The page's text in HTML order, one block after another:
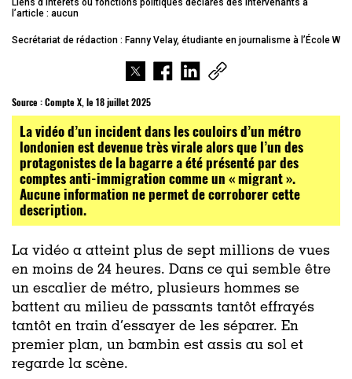
l’article : aucun
Secrétariat de rédaction : Fanny Velay, étudiante en journalisme à l’École W
Source :Compte X, le 18 juillet 2025
La vidéo d’un incident dans les couloirs d’un métro
londonien est devenue très virale alors que l’un des
protagonistes de la bagarre a été présenté par des
comptes anti-immigration comme un « migrant ».
Aucune information ne permet de corroborer cette
description.
La vidéo a atteint plus de sept millions de vues
en moins de 24 heures. Dans ce qui semble être
un escalier de métro, plusieurs hommes se
battent au milieu de passants tantôt effrayés
tantôt en train d’essayer de les séparer. En
premier plan, un bambin est assis au sol et
regarde la scène.